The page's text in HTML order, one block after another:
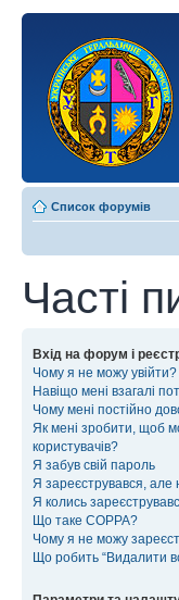
Список форумів
Часті
Вхід на форум і
Чому я не можу увійти?
Навіщо мені взагалі
Чому мені постійно
Як мені зробити, щоб
користувачів?
Я забув свій пароль
Я зареєструвався,
Я колись
Що таке COPPA?
Чому я не можу
Що робить “Видалити